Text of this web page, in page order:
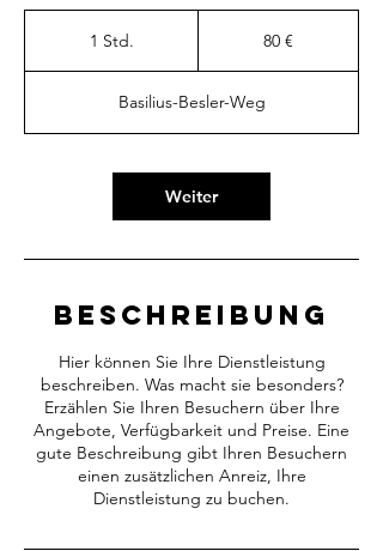
1 Std.
d
80 €
Basilius-Besler-Weg
Weiter
Beschreibung
Hier können Sie Ihre Dienstleistung
beschreiben. Was macht sie besonders?
Erzählen Sie Ihren Besuchern über Ihre
Angebote, Verfügbarkeit und Preise. Eine
gute Beschreibung gibt Ihren Besuchern
einen zusätzlichen Anreiz, Ihre
Dienstleistung zu buchen.